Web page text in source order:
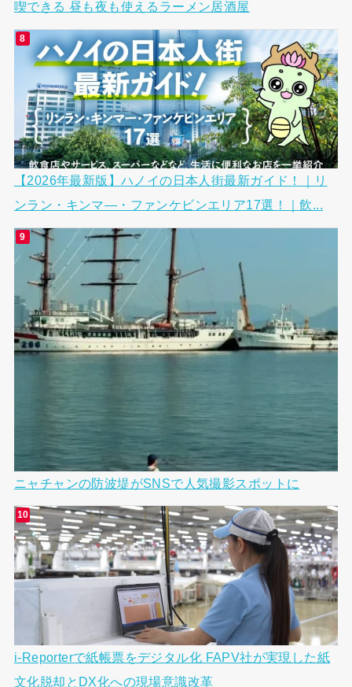
喫できる 昼も夜も使えるラーメン居酒屋
【2026年最新版】ハノイの日本人街最新ガイド！｜リ
ンラン・キンマ―・ファンケビンエリア17選！｜飲...
ニャチャンの防波堤がSNSで人気撮影スポットに
i-Reporterで紙帳票をデジタル化 FAPV社が実現した紙
文化脱却とDX化への現場意識改革